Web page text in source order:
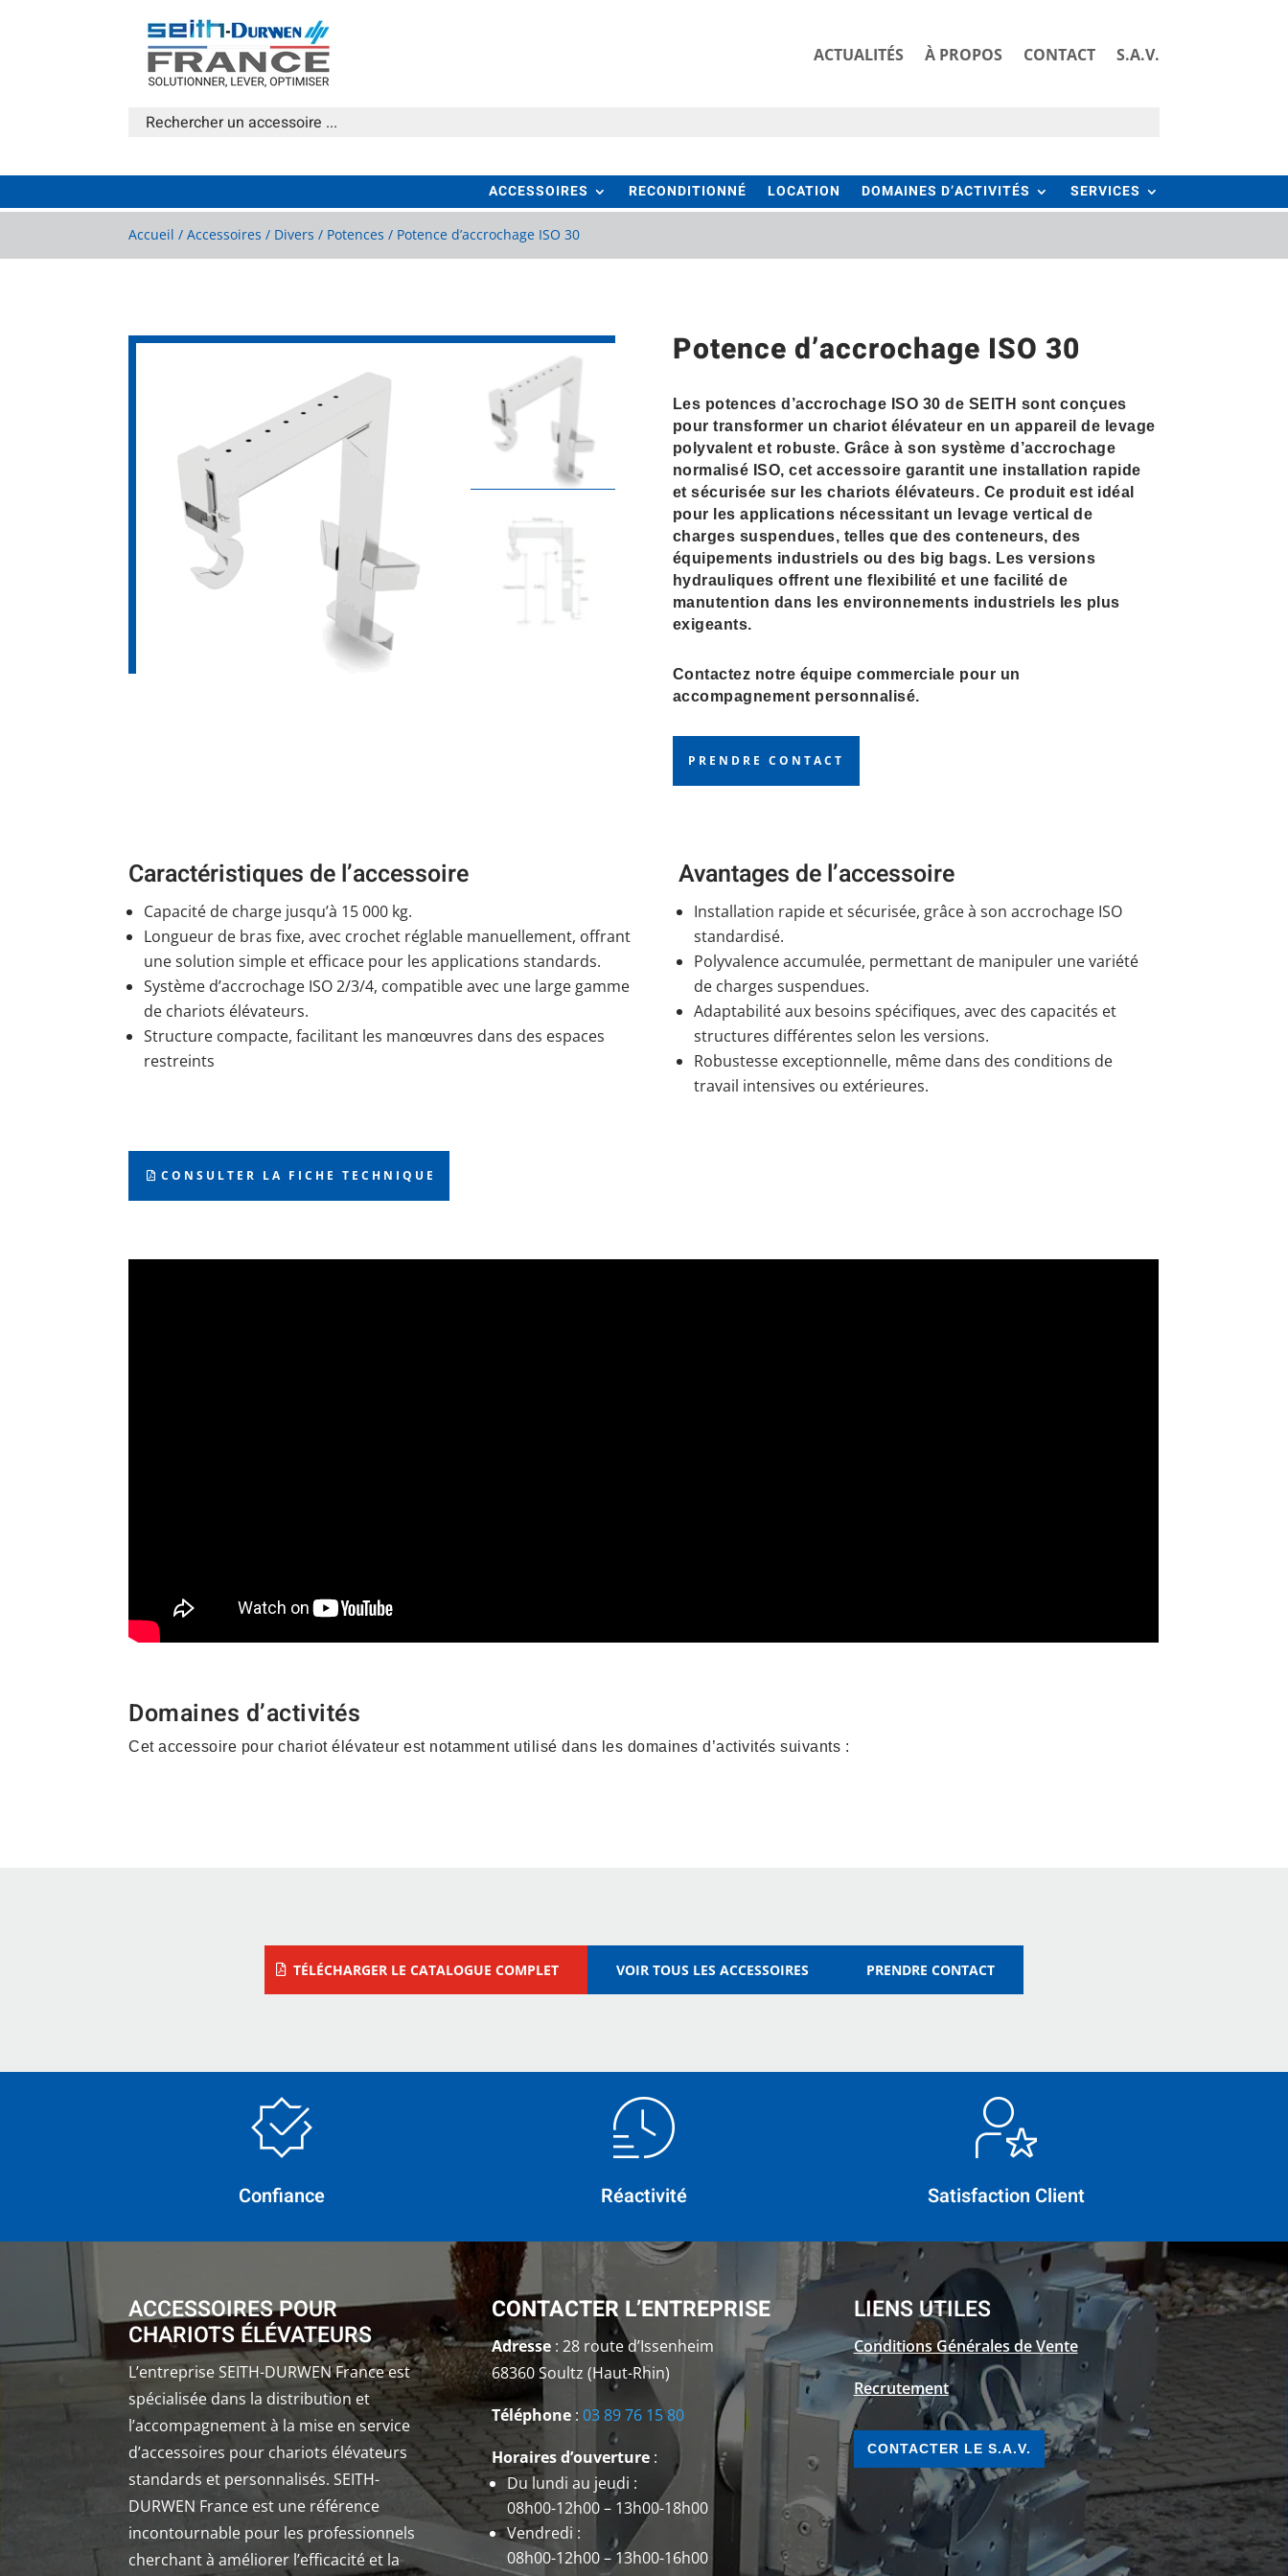
ACTUALITÉS À PROPOS CONTACT S.A.V.
ACCESSOIRES RECONDITIONNÉ LOCATION DOMAINES D’ACTIVITÉS SERVICES
Accueil /Accessoires / Divers / Potences / Potence d’accrochage ISO 30
Potence d’accrochage ISO 30
Les potences d’accrochage ISO 30 de SEITH sont conçues
pour transformer un chariot élévateur en un appareil de levage
polyvalent et robuste. Grâce à son système d’accrochage
normalisé ISO, cet accessoire garantit une installation rapide
et sécurisée sur les chariots élévateurs. Ce produit est idéal
pour les applications nécessitant un levage vertical de
charges suspendues, telles que des conteneurs, des
équipements industriels ou des big bags. Les versions
hydrauliques offrent une flexibilité et une facilité de
manutention dans les environnements industriels les plus
exigeants.
Contactez notre équipe commerciale pour un
accompagnement personnalisé.
PRENDRE CONTACT
Caractéristiques de l’accessoire
Capacité de charge jusqu’à 15 000 kg.
Longueur de bras fixe, avec crochet réglable manuellement, offrant
une solution simple et efficace pour les applications standards.
Système d’accrochage ISO 2/3/4, compatible avec une large gamme
de chariots élévateurs.
Structure compacte, facilitant les manœuvres dans des espaces
restreints
Avantages de l’accessoire
Installation rapide et sécurisée, grâce à son accrochage ISO
standardisé.
Polyvalence accumulée, permettant de manipuler une variété
de charges suspendues.
Adaptabilité aux besoins spécifiques, avec des capacités et
structures différentes selon les versions.
Robustesse exceptionnelle, même dans des conditions de
travail intensives ou extérieures.
CONSULTER LA FICHE TECHNIQUE
Domaines d’activités
Cet accessoire pour chariot élévateur est notamment utilisé dans les domaines d’activités suivants :
TÉLÉCHARGER LE CATALOGUE COMPLET VOIR TOUS LES ACCESSOIRES PRENDRE CONTACT
Confiance Réactivité Satisfaction Client
ACCESSOIRES POUR
CHARIOTS ÉLÉVATEURS
L’entreprise SEITH-DURWEN France est
spécialisée dans la distribution et
l’accompagnement à la mise en service
d’accessoires pour chariots élévateurs
standards et personnalisés. SEITH-
DURWEN France est une référence
incontournable pour les professionnels
cherchant à améliorer l’efficacité et la
CONTACTER L’ENTREPRISE
Adresse: 28 route d’Issenheim
68360 Soultz (Haut-Rhin)
Téléphone: 03 89 76 15 80
Horaires d’ouverture:
Du lundi au jeudi :
08h00-12h00 – 13h00-18h00
Vendredi :
08h00-12h00 – 13h00-16h00
LIENS UTILES
Conditions Générales de Vente
Recrutement
CONTACTER LE S.A.V.